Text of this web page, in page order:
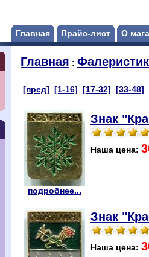
Главная Прайс-лист О
Главная :
[пред] [1-16] [17-32] [33-48]
подробнее...
Знак
Наша цена:
Знак
Наша цена: